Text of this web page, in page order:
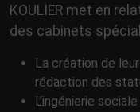
KOULIER met en
des cabinets
La création de
rédaction des
L’ingénierie